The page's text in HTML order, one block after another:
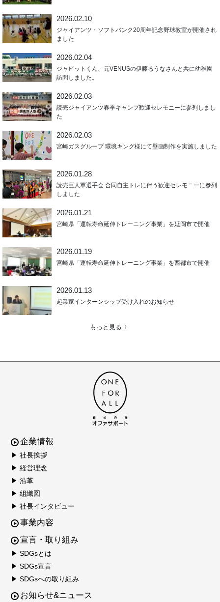
2026.02.10
ジャイアンツ・ソフトバンク20周年記念野球教室が開催され
ました
2026.02.04
ジャビットくん、元VENUSの伊藤るうなさんと共に幼稚園
訪問しました。
2026.02.03
読売ジャイアンツ春季キャンプ歓迎セレモニーに参列しまし
た
2026.02.03
宮崎ガスグループ 環境キング様にて壁画制作を実施しました
2026.01.28
読売巨人軍選手会 合同自主トレに伴う歓迎セレモニーに参列
しました
2026.01.21
宮崎県「運転寿命延伸トレーニング事業」を延岡市で開催
2026.01.19
宮崎県「運転寿命延伸トレーニング事業」を西都市で開催
2026.01.13
起業家インターンシップ受け入れのお知らせ
もっと見る 〉
企業情報
▶ 社長挨拶
▶ 経営理念
▶ 沿革
▶ 組織図
▶ 社長インタビュー
事業内容
宣言・取り組み
▶ SDGsとは
▶ SDGs宣言
▶ SDGsへの取り組み
お知らせ&ニュース